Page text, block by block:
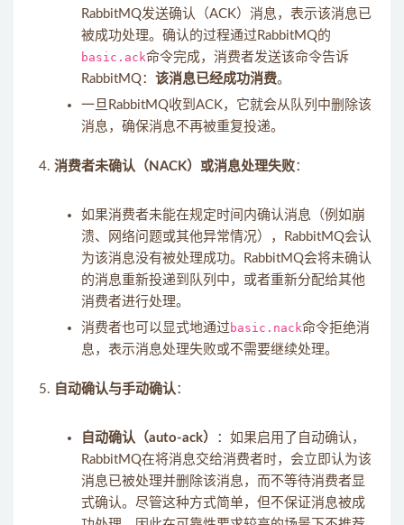
RabbitMQ发送确认（ACK）消息，表示该消息已
被成功处理。确认的过程通过RabbitMQ的
basic.ack命令完成，消费者发送该命令告诉
RabbitMQ： 该消息已经成功消费。
一旦RabbitMQ收到ACK，它就会从队列中删除该
消息，确保消息不再被重复投递。
消费者未确认（NACK）或消息处理失败：
如果消费者未能在规定时间内确认消息（例如崩
溃、网络问题或其他异常情况），RabbitMQ会认
为该消息没有被处理成功。RabbitMQ会将未确认
的消息重新投递到队列中，或者重新分配给其他
消费者进行处理。
消费者也可以显式地通过 basic.nack命令拒绝消
息，表示消息处理失败或不需要继续处理。
自动确认与手动确认：
自动确认（auto-ack）
：如果启用了自动确认，
RabbitMQ在将消息交给消费者时，会立即认为该
消息已被处理并删除该消息，而不等待消费者显
式确认。尽管这种方式简单，但不保证消息被成